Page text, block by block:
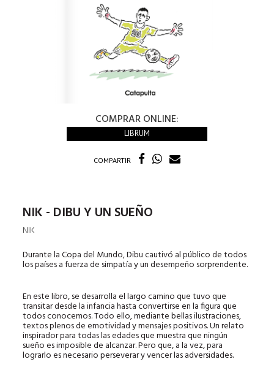
COMPRAR ONLINE:
LIBRUM
COMPARTIR
NIK - DIBU Y UN SUEÑO
NIK
Durante la Copa del Mundo, Dibu cautivó al público de todos
los países a fuerza de simpatía y un desempeño sorprendente.
En este libro, se desarrolla el largo camino que tuvo que
transitar desde la infancia hasta convertirse en la figura que
todos conocemos. Todo ello, mediante bellas ilustraciones,
textos plenos de emotividad y mensajes positivos. Un relato
inspirador para todas las edades que muestra que ningún
sueño es imposible de alcanzar. Pero que, a la vez, para
lograrlo es necesario perseverar y vencer las adversidades.